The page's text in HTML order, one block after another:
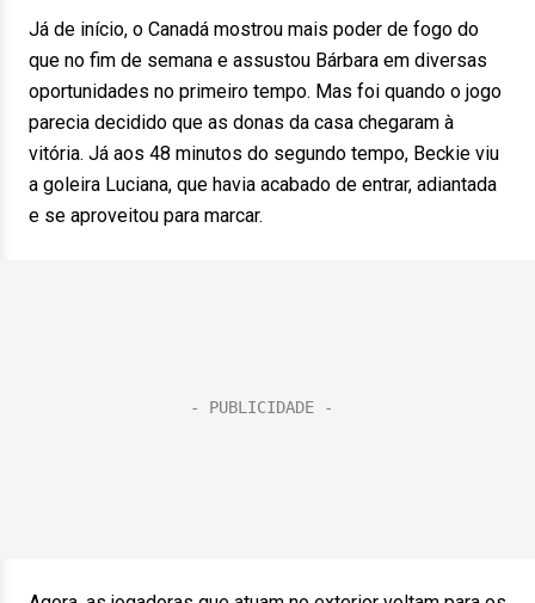
Já de início, o Canadá mostrou mais poder de fogo do
que no fim de semana e assustou Bárbara em diversas
oportunidades no primeiro tempo. Mas foi quando o jogo
parecia decidido que as donas da casa chegaram à
vitória. Já aos 48 minutos do segundo tempo, Beckie viu
a goleira Luciana, que havia acabado de entrar, adiantada
e se aproveitou para marcar.